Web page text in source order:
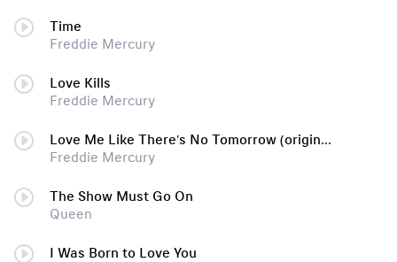
Time
Freddie Mercury
Love Kills
Freddie Mercury
Love Me Like There's No Tomorrow (original 1985 extended version)
Freddie Mercury
The Show Must Go On
Queen
I Was Born to Love You